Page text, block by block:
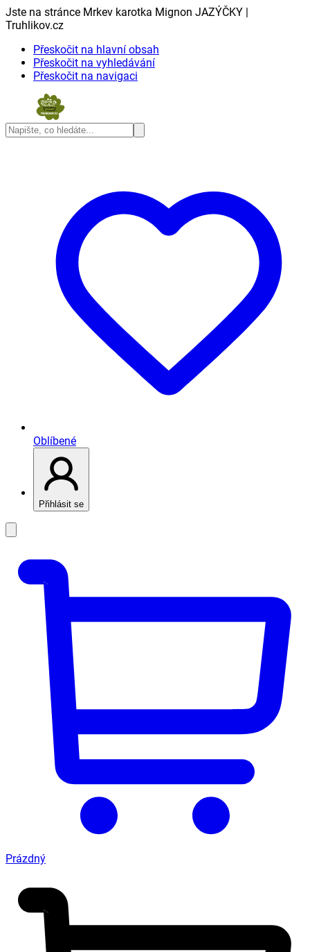
Jste na stránce Mrkev karotka Mignon JAZÝČKY |
Truhlikov.cz
Přeskočit na hlavní obsah
Přeskočit na vyhledávání
Přeskočit na navigaci
Oblíbené
Přihlásit se
Prázdný